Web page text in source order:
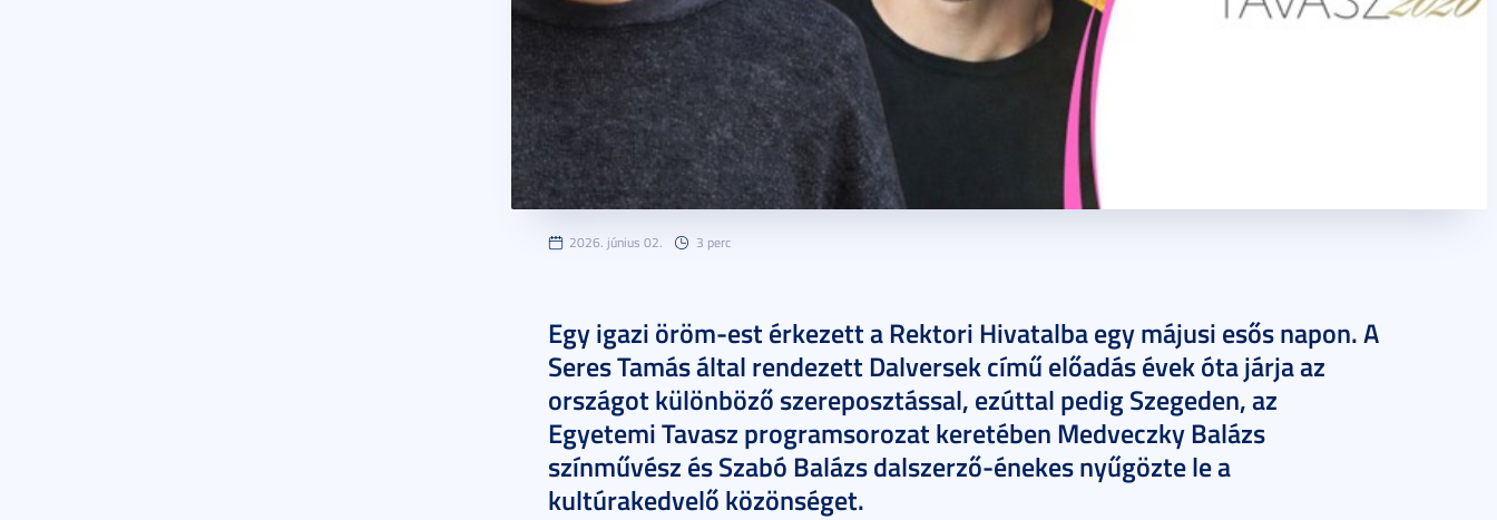
2026. június 02. 3 perc
Egy igazi öröm-est érkezett a Rektori Hivatalba egy májusi esős napon. A
Seres Tamás által rendezett Dalversek című előadás évek óta járja az
országot különböző szereposztással, ezúttal pedig Szegeden, az
Egyetemi Tavasz programsorozat keretében Medveczky Balázs
színművész és Szabó Balázs dalszerző-énekes nyűgözte le a
kultúrakedvelő közönséget.